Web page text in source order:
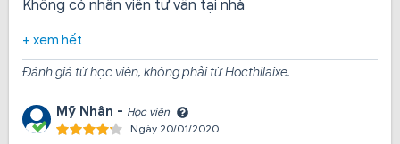
Thời gian học lái xe:Thời gian học tại Thành Đô
hoàn toàn chủ động, được học theo lịch rảnh, học
viên có thể tự sắp xếp riêng với giảng viên, học bất cứ
khung giờ nào, học vào thứ 7, chủ nhật không phát
Không có nhân viên tư vấn tại nhà
+ xem hết
Đánh giá từ học viên, không phải từ Hocthilaixe.
Mỹ Nhân - Học viên
Ngày 20/01/2020